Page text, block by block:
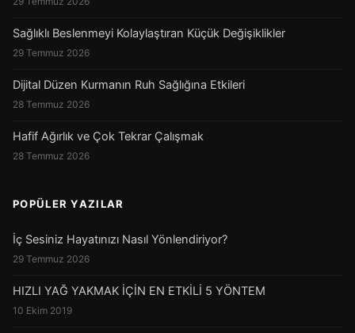
Sağlıklı Beslenmeyi Kolaylaştıran Küçük Değişiklikler
29 Temmuz 2026
Dijital Düzen Kurmanın Ruh Sağlığına Etkileri
28 Temmuz 2026
Hafif Ağırlık ve Çok Tekrar Çalışmak
28 Temmuz 2026
POPÜLER YAZILAR
İç Sesiniz Hayatınızı Nasıl Yönlendiriyor?
29 Temmuz 2026
HIZLI YAĞ YAKMAK İÇİN EN ETKİLİ 5 YÖNTEM
10 Ekim 2019